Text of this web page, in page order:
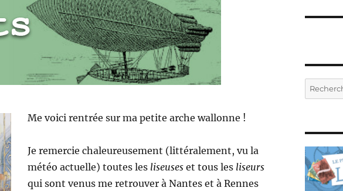
Me voici rentrée sur ma petite arche wallonne !
Je remercie chaleureusement (littéralement, vu la
météo actuelle) toutes les liseuseset tous les liseurs
qui sont venus me retrouver à Nantes et à Rennes
Recherche
pour :